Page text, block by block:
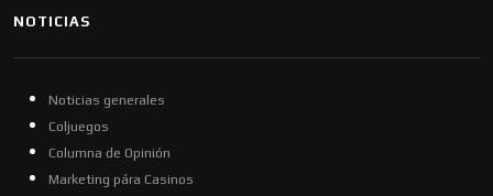
NOTICIAS
Noticias generales
Coljuegos
Columna de Opinión
Marketing pára Casinos